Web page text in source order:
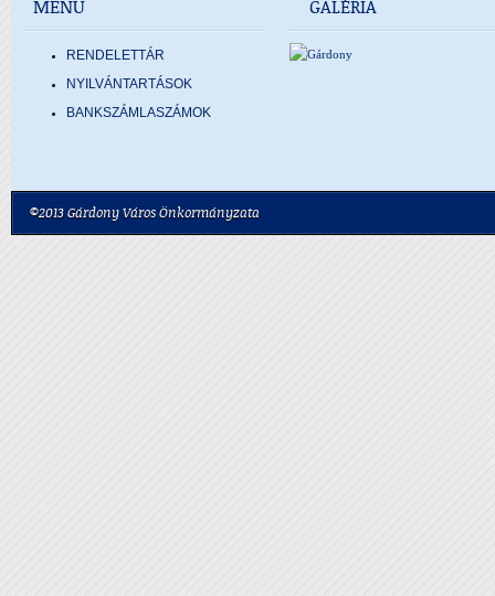
MENÜ
RENDELETTÁR
NYILVÁNTARTÁSOK
BANKSZÁMLASZÁMOK
GALÉRIA
©2013 Gárdony Város Önkormányzata